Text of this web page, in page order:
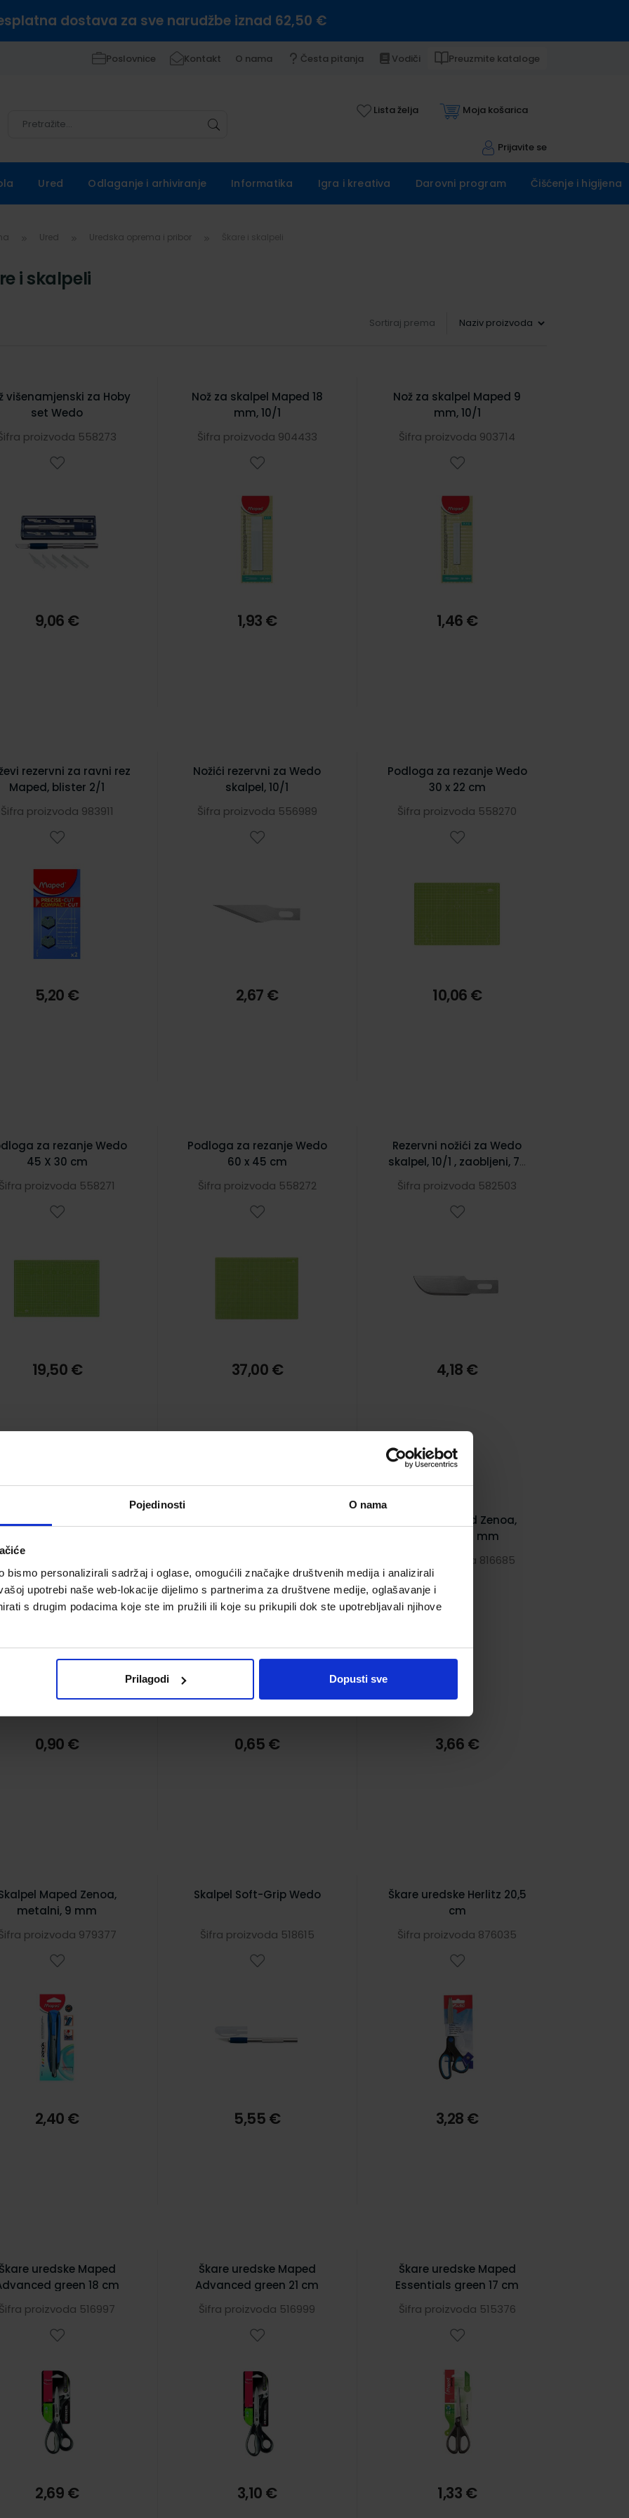
Pojedinosti O nama
bismo personalizirali sadržaj i oglase, omogućili značajke društvenih medija i analizirali
upotrebi naše web-lokacije dijelimo s partnerima za društvene medije, oglašavanje i
s drugim podacima koje ste im pružili ili koje su prikupili dok ste upotrebljavali njihove
Prilagodi Dopusti sve
dostava za sve narudžbe iznad 62,50 €
Poslovnice Kontakt O nama Česta pitanja Vodiči Preuzmite kataloge
Lista želja Moja košarica
Prijavite se
Ured Odlaganje i arhiviranje Informatika Igra i kreativa Darovni program Čišćenje i higijena
Ured Uredska oprema i pribor
i skalpeli
Sortiraj prema
višenamjenski za Hoby
set Wedo
proizvoda 558273
9,06 €
Nož za skalpel Maped 18
mm, 10/1
Šifra proizvoda 904433
1,93 €
Nož za skalpel Maped 9
mm, 10/1
Šifra proizvoda 903714
1,46 €
rezervni za ravni rez
Maped, blister 2/1
Šifra proizvoda 983911
5,20 €
Nožići rezervni za Wedo
skalpel, 10/1
Šifra proizvoda 556989
2,67 €
Podloga za rezanje Wedo
30 x 22 cm
Šifra proizvoda 558270
10,06 €
za rezanje Wedo
45 X 30 cm
proizvoda 558271
19,50 €
Podloga za rezanje Wedo
60 x 45 cm
Šifra proizvoda 558272
37,00 €
Rezervni nožići za Wedo
skalpel, 10/1 , zaobljeni, 78
Šifra proizvoda 582503
4,18 €
0,90 € 0,65 €
Skalpel Maped Zenoa,
metalni, 18 mm
Šifra proizvoda 816685
3,66 €
Maped Zenoa,
metalni, 9 mm
proizvoda 979377
2,40 €
Skalpel Soft-Grip Wedo
Šifra proizvoda 518615
5,55 €
Škare uredske Herlitz 20,5
cm
Šifra proizvoda 876035
3,28 €
uredske Maped
green 18 cm
proizvoda 516997
2,69 €
Škare uredske Maped
Advanced green 21 cm
Šifra proizvoda 516999
3,10 €
Škare uredske Maped
Essentials green 17 cm
Šifra proizvoda 515376
1,33 €